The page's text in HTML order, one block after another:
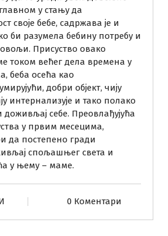
у стању да
своје бебе, садржава је и
би разумела бебину потребу и
Присуство овако
током већег дела времена у
беба осећа као
добри објект, чију
интернализује и тако полако
доживљај себе. Преовлађујућа
у првим месецима,
да постепено гради
спољашњег света и
у њему – маме.
0 Коментари